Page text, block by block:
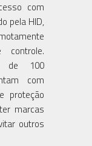
com
pela HID,
de 100
com
proteção
marcas
outros